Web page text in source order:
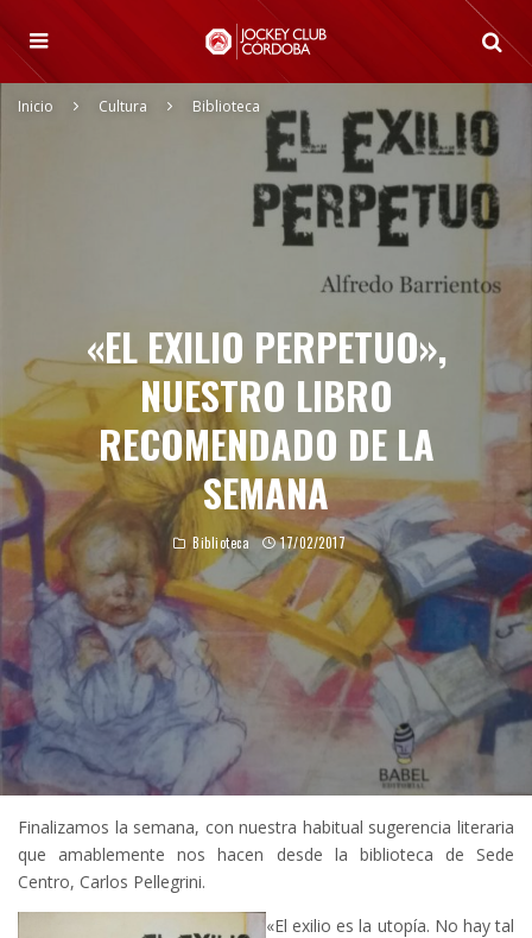
Inicio Cultura Biblioteca
«EL EXILIO PERPETUO»,
NUESTRO LIBRO
RECOMENDADO DE LA
SEMANA
Biblioteca 17/02/2017
Finalizamos la semana, con nuestra habitual sugerencia literaria
que amablemente nos hacen desde la biblioteca de Sede
Centro, Carlos Pellegrini.
«El exilio es la utopía. No hay tal